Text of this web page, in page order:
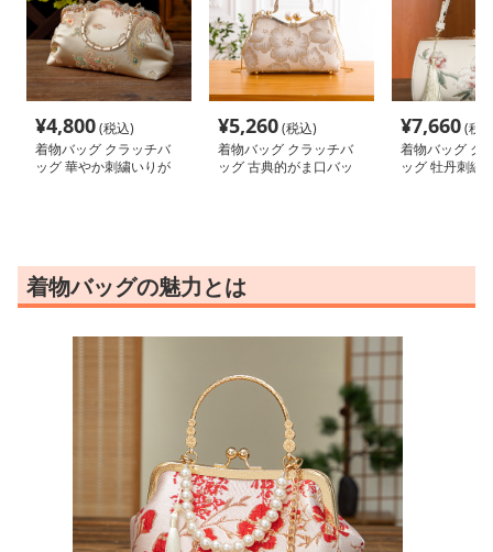
¥4,800(税込)
着物バッグ クラッチバ
ッグ 華やか刺繍いりが
¥5,260(税込)
着物バッグ クラッチバ
ッグ 古典的がま口バッ
¥7,660(税
着物バッグ ク
ッグ 牡丹刺繍
着物バッグの魅力とは